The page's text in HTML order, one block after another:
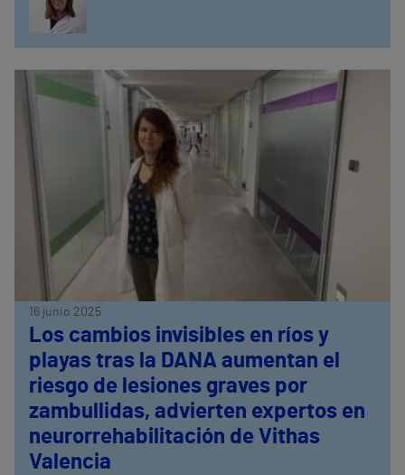
16 junio 2025
Los cambios invisibles en ríos y
playas tras la DANA aumentan el
riesgo de lesiones graves por
zambullidas, advierten expertos en
neurorrehabilitación de Vithas
Valencia